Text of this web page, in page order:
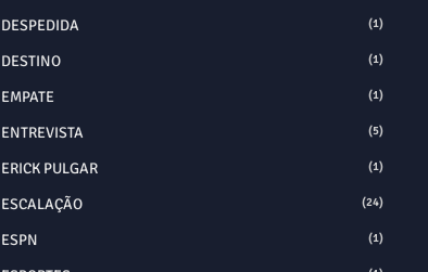
DESPEDIDA (1)
DESTINO (1)
EMPATE (1)
ENTREVISTA (5)
ERICK PULGAR (1)
ESCALAÇÃO (24)
ESPN (1)